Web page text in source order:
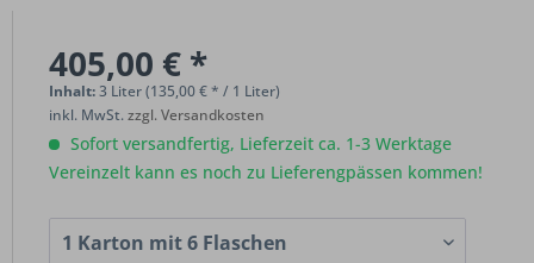
405,00 € *
Inhalt:3 Liter (135,00 € * / 1 Liter)
inkl. MwSt.zzgl. Versandkosten
Sofort versandfertig, Lieferzeit ca. 1-3 Werktage
Vereinzelt kann es noch zu Lieferengpässen kommen!